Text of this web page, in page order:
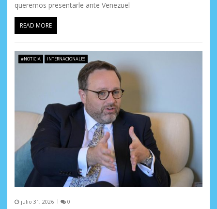
queremos presentarle ante Venezuel
READ MORE
#NOTICIA INTERNACIONALES
julio 31, 2026 0